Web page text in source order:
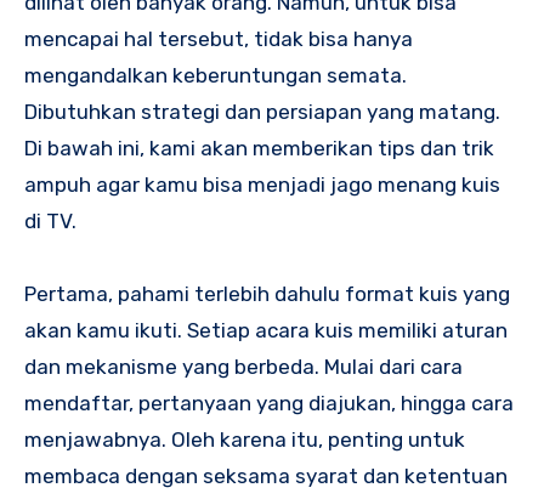
mencapai hal tersebut, tidak bisa hanya
mengandalkan keberuntungan semata.
Dibutuhkan strategi dan persiapan yang matang.
Di bawah ini, kami akan memberikan tips dan trik
ampuh agar kamu bisa menjadi jago menang kuis
di TV.
Pertama, pahami terlebih dahulu format kuis yang
akan kamu ikuti. Setiap acara kuis memiliki aturan
dan mekanisme yang berbeda. Mulai dari cara
mendaftar, pertanyaan yang diajukan, hingga cara
menjawabnya. Oleh karena itu, penting untuk
membaca dengan seksama syarat dan ketentuan